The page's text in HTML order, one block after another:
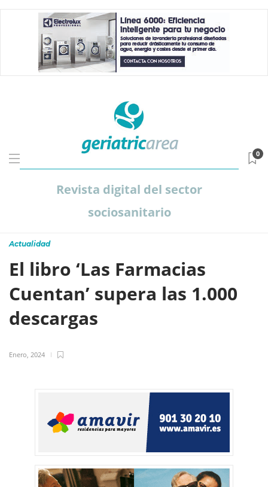
Revista digital del sector
sociosanitario
0
Actualidad
El libro ‘Las Farmacias
Cuentan’ supera las 1.000
descargas
Enero, 2024